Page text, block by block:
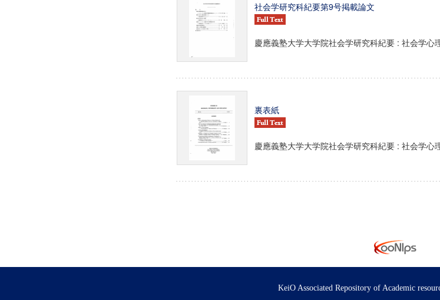
社会学研究科紀要第9号掲載論文
慶應義塾大学大学院社会学研究科紀要 : 社会学心
裏表紙
慶應義塾大学大学院社会学研究科紀要 : 社会学心
KeiO Associated Repository of Academic